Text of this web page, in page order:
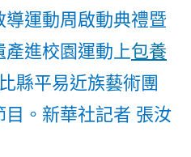
導運動周啟動典禮暨
進校園運動上包養
比縣平易近族藝術團
。 新華社記者 張汝